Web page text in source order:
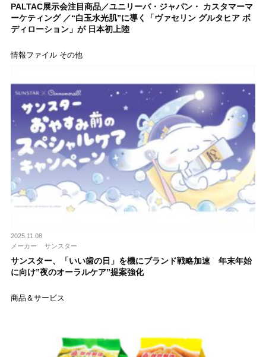
PALTAC展示会注目商品／ユニリーバ・ジャパン・ カスタマーマ
ーケティング ／“白玉水光肌”に導く「ヴァセリン グルタヒア ボ
ディローション」が 日本初上陸
情報ファイル その他
2025.11.08
メーカー
サンスター
サンスター、「いい歯の日」を機にブランド戦略加速 年末年始
に向け”夜のオーラルケア”提案強化
商品＆サービス